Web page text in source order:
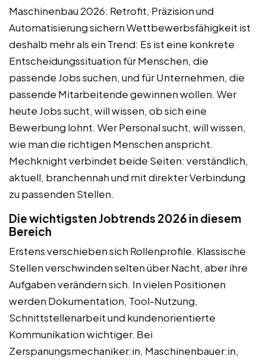
Maschinenbau 2026: Retrofit, Präzision und
Automatisierung sichern Wettbewerbsfähigkeit ist
deshalb mehr als ein Trend: Es ist eine konkrete
Entscheidungssituation für Menschen, die
passende Jobs suchen, und für Unternehmen, die
passende Mitarbeitende gewinnen wollen. Wer
heute Jobs sucht, will wissen, ob sich eine
Bewerbung lohnt. Wer Personal sucht, will wissen,
wie man die richtigen Menschen anspricht.
Mechknight verbindet beide Seiten: verständlich,
aktuell, branchennah und mit direkter Verbindung
zu passenden Stellen.
Die wichtigsten Jobtrends 2026 in diesem
Bereich
Erstens verschieben sich Rollenprofile. Klassische
Stellen verschwinden selten über Nacht, aber ihre
Aufgaben verändern sich. In vielen Positionen
werden Dokumentation, Tool-Nutzung,
Schnittstellenarbeit und kundenorientierte
Kommunikation wichtiger. Bei
Zerspanungsmechaniker:in, Maschinenbauer:in,